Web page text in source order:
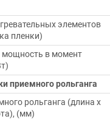
элементов
пленки)
мощность в момент
приемного рольганга
рольганга (длина х
(мм)